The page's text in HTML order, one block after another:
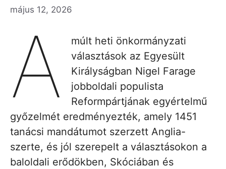
május 12, 2026
A
múlt heti önkormányzati
választások az Egyesült
Királyságban Nigel Farage
jobboldali populista
Reformpártjának egyértelmű
győzelmét eredményezték, amely 1451
tanácsi mandátumot szerzett Anglia-
szerte, és jól szerepelt a választásokon a
baloldali erődökben, Skóciában és